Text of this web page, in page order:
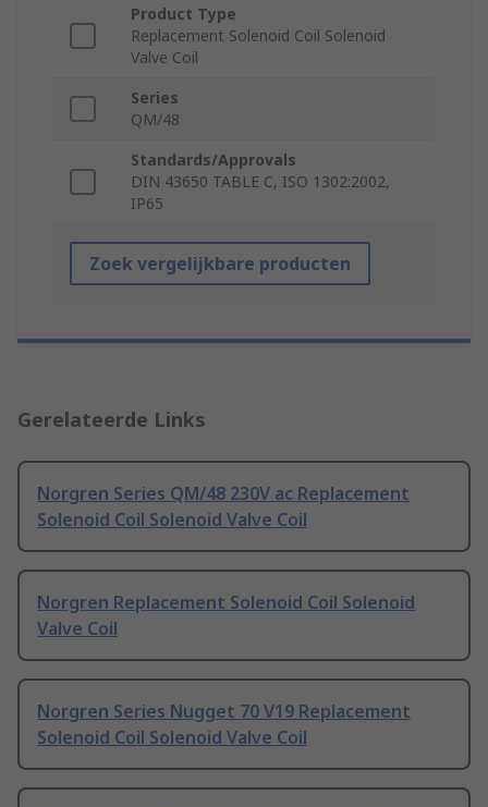
Product Type
Replacement Solenoid Coil Solenoid
Valve Coil
Series
QM/48
Standards/Approvals
DIN 43650 TABLE C, ISO 1302:2002,
IP65
Zoek vergelijkbare producten
Gerelateerde Links
Norgren Series QM/48 230V ac Replacement
Solenoid Coil Solenoid Valve Coil
Norgren Replacement Solenoid Coil Solenoid
Valve Coil
Norgren Series Nugget 70 V19 Replacement
Solenoid Coil Solenoid Valve Coil